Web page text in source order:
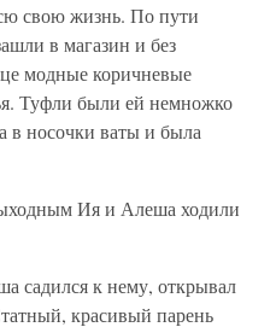
свою жизнь. По пути
в магазин и без
модные коричневые
Туфли были ей немножко
в носочки ваты и была
Ия и Алеша ходили
садился к нему, открывал
красивый парень